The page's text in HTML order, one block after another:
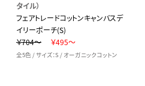
タイル）
フェアトレードコットンキャンバスデ
イリーポーチ(S)
￥704～
￥495～
全5色 / サイズ：S / オーガニックコットン